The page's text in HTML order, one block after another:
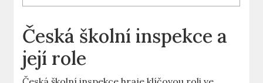
Česká školní inspekce a
její⁤ role